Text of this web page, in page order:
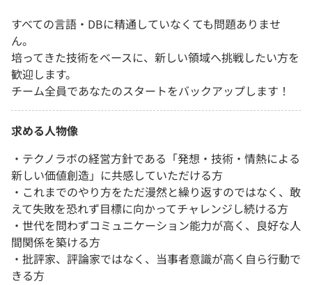
すべての言語・DBに精通していなくても問題ありませ
ん。
培ってきた技術をベースに、新しい領域へ挑戦したい方を
歓迎します。
チーム全員であなたのスタートをバックアップします！
求める人物像
・テクノラボの経営方針である「発想・技術・情熱による
新しい価値創造」に共感していただける方
・これまでのやり方をただ漫然と繰り返すのではなく、敢
えて失敗を恐れず目標に向かってチャレンジし続ける方
・世代を問わずコミュニケーション能力が高く、良好な人
間関係を築ける方
・批評家、評論家ではなく、当事者意識が高く自ら行動で
きる方